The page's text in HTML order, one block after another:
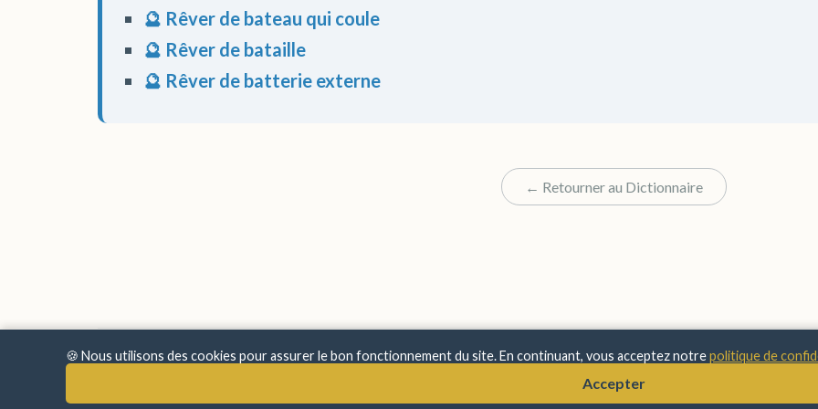
🔮 Rêver de bateau qui coule
🔮 Rêver de bataille
🔮 Rêver de batterie externe
← Retourner au Dictionnaire
Confidentialité
🍪 Nous utilisons des cookies pour assurer le bon fonctionnement du site. En continuant, vous acceptez notrepolitique de
Accepter